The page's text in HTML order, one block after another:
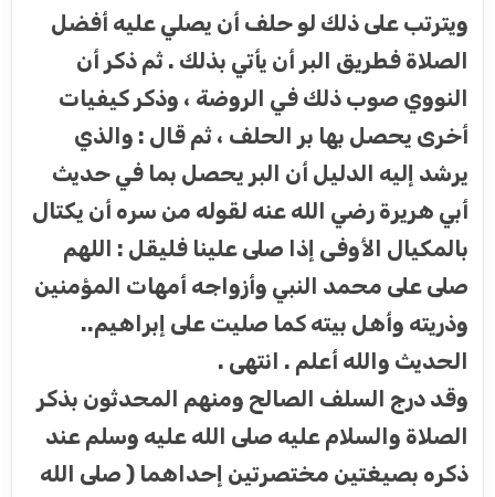
ويترتب على ذلك لو حلف أن يصلي عليه أفضل
الصلاة فطريق البر أن يأتي بذلك . ثم ذكر أن
النووي صوب ذلك في الروضة ، وذكر كيفيات
أخرى يحصل بها بر الحلف ، ثم قال : والذي
يرشد إليه الدليل أن البر يحصل بما في حديث
أبي هريرة رضي الله عنه لقوله من سره أن يكتال
بالمكيال الأوفى إذا صلى علينا فليقل : اللهم
صلى على محمد النبي وأزواجه أمهات المؤمنين
وذريته وأهل بيته كما صليت على إبراهيم..
الحديث والله أعلم . انتهى .
وقد درج السلف الصالح ومنهم المحدثون بذكر
الصلاة والسلام عليه صلى الله عليه وسلم عند
ذكره بصيغتين مختصرتين إحداهما ( صلى الله